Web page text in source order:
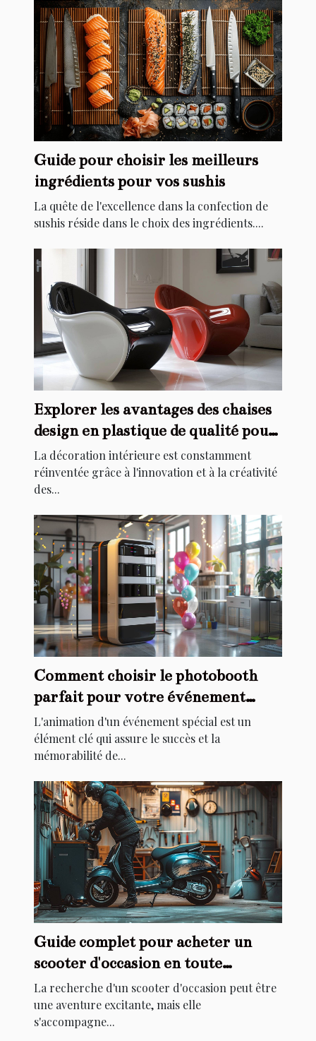
Guide pour choisir les meilleurs
ingrédients pour vos sushis
La quête de l'excellence dans la confection de
sushis réside dans le choix des ingrédients....
Explorer les avantages des chaises
design en plastique de qualité pour
la décoration intérieure
La décoration intérieure est constamment
réinventée grâce à l'innovation et à la créativité
des...
Comment choisir le photobooth
parfait pour votre événement
spécial
L'animation d'un événement spécial est un
élément clé qui assure le succès et la
mémorabilité de...
Guide complet pour acheter un
scooter d'occasion en toute
sécurité
La recherche d'un scooter d'occasion peut être
une aventure excitante, mais elle
s'accompagne...